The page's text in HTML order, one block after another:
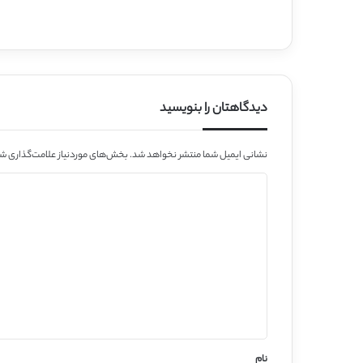
دیدگاهتان را بنویسید
نشانی ایمیل شما منتشر نخواهد شد.بخش‌های موردنیاز علامت‌گذاری
نام